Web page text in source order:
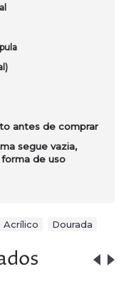
antes de comprar
segue vazia,
de uso
Acrílico Dourada